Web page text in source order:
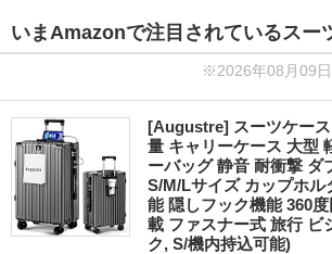
いまAmazonで注目されているスー
※2026年08月09
[Augustre] スーツケー
量 キャリーケース 大型
ーバッグ 静音 耐衝撃 ダ
S/M/Lサイズ カップホル
能 隠しフック機能 360
載 ファスナー式 旅行 ビ
ク, S/機内持込可能)